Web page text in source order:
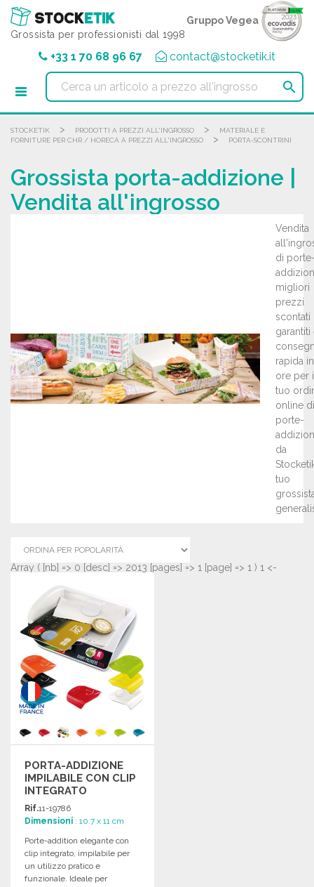
Grossista per professionisti dal 1998
Gruppo Vegea
+33 1 70 68 96 67 contact@stocketik.it

STOCKETIK > PRODOTTI A PREZZI ALL'INGROSSO >
MATERIALE E
FORNITURE PER CHR / HORECA A PREZZI ALL'INGROSSO
> PORTA-SCONTRINI
Grossista porta-addizione |
Vendita all'ingrosso
Vendita
di
migliori
prezzi
scontati
garantiti
rapida
ore per
tuo
online di
porte-
da
tuo
Array ( [nb] => 0 [desc] => 2013 [pages] => 1 [page] => 1 ) 1 <-
PORTA-ADDIZIONE
IMPILABILE CON CLIP
INTEGRATO
Rif.11-19786
Dimensioni : 10.7 x 11 cm
Porte-addition elegante con
clip integrato, impilabile per
un utilizzo pratico e
funzionale. Ideale per
Pannello di gestione dei cookies